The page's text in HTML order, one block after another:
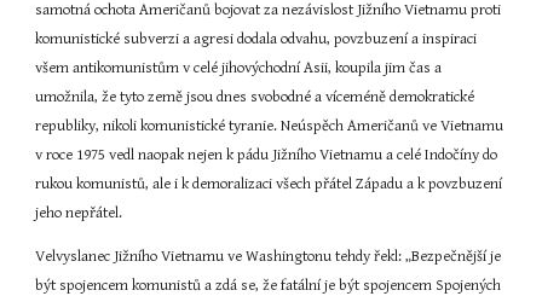
samotná ochota Američanů bojovat za nezávislost Jižního Vietnamu proti
komunistické subverzi a agresi dodala odvahu, povzbuzení a inspiraci
všem antikomunistům v celé jihovýchodní Asii, koupila jim čas a
umožnila, že tyto země jsou dnes svobodné a víceméně demokratické
republiky, nikoli komunistické tyranie. Neúspěch Američanů ve Vietnamu
v roce 1975 vedl naopak nejen k pádu Jižního Vietnamu a celé Indočíny do
rukou komunistů, ale i k demoralizaci všech přátel Západu a k povzbuzení
jeho nepřátel.
Velvyslanec Jižního Vietnamu ve Washingtonu tehdy řekl: „Bezpečnější je
být spojencem komunistů a zdá se, že fatální je být spojencem Spojených